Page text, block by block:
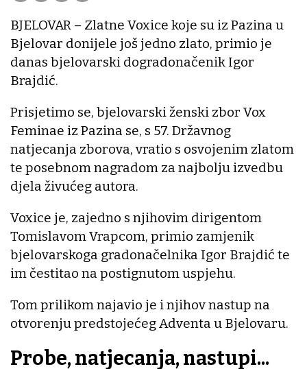
BJELOVAR – Zlatne Voxice koje su iz Pazina u
Bjelovar donijele još jedno zlato, primio je
danas bjelovarski dogradonačenik Igor
Brajdić.
Prisjetimo se, bjelovarski ženski zbor Vox
Feminae iz Pazina se, s 57. Državnog
natjecanja zborova, vratio s osvojenim zlatom
te posebnom nagradom za najbolju izvedbu
djela živućeg autora.
Voxice je, zajedno s njihovim dirigentom
Tomislavom Vrapcom, primio zamjenik
bjelovarskoga gradonačelnika Igor Brajdić te
im čestitao na postignutom uspjehu.
Tom prilikom najavio je i njihov nastup na
otvorenju predstojećeg Adventa u Bjelovaru.
Probe, natjecanja, nastupi...